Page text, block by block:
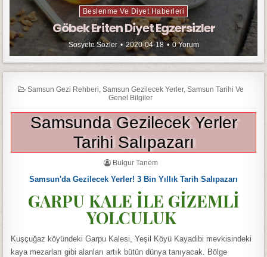
Beslenme Ve Diyet Haberleri
Göbek Eriten Diyet Egzersizler
Sosyete Sözler 2020-04-18 0 Yorum
Samsun Gezi Rehberi Samsun Gezilecek Yerler, Samsun Tarihi Ve
Genel Bilgiler
Samsunda Gezilecek Yerler
Tarihi Salıpazarı
Bulgur Tanem
Samsun'da Gezilecek Yerler! 3 Bin Yıllık Tarih Salıpazarı
GARPU KALE İLE GİZEMLİ
YOLCULUK
Kuşçuğaz köyündeki Garpu Kalesi, Yeşil Köyü Kayadibi mevkisindeki
kaya mezarları gibi alanları artık bütün dünya tanıyacak. Bölge